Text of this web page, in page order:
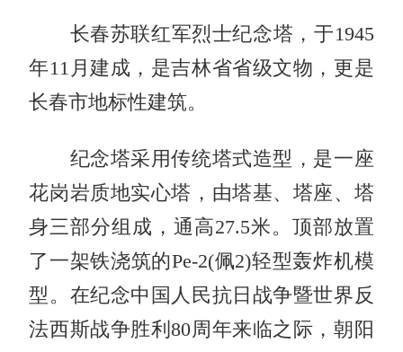
长春苏联红军烈士纪念塔，于1945
年11月建成，是吉林省省级文物，更是
长春市地标性建筑。
纪念塔采用传统塔式造型，是一座
花岗岩质地实心塔，由塔基、塔座、塔
身三部分组成，通高27.5米。顶部放置
了一架铁浇筑的Pe-2(佩2)轻型轰炸机模
型。在纪念中国人民抗日战争暨世界反
法西斯战争胜利80周年来临之际，朝阳